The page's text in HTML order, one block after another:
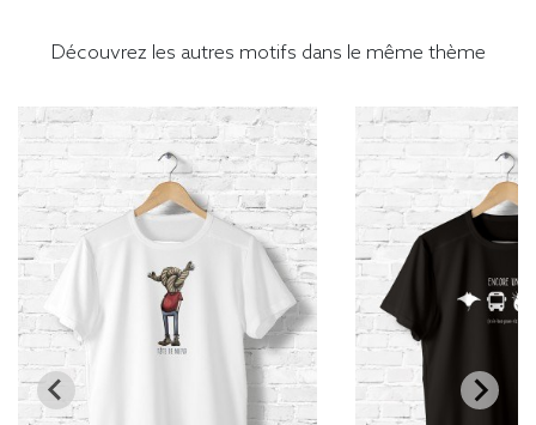
Découvrez les autres motifs dans le même thème